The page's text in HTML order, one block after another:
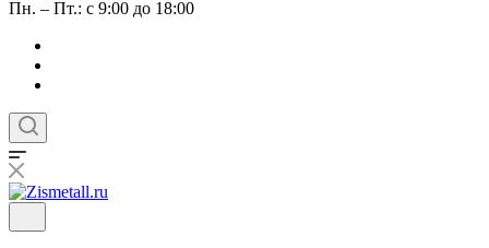
Пн. – Пт.: с 9:00 до 18:00